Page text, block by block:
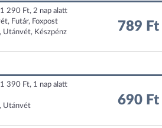
290 Ft, 2 nap alatt
Futár, Foxpost
Utánvét, Készpénz
789 Ft
390 Ft, 1 nap alatt
Utánvét
690 Ft